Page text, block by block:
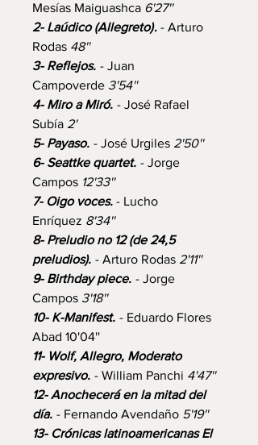
Mesías Maiguashca 6'27''
2- Laúdico (Allegreto). - Arturo
Rodas 48''
3- Reflejos. - Juan
Campoverde 3'54''
4- Miro a Miró. - José Rafael
Subía 2'
5- Payaso. - José Urgiles 2'50''
6- Seattke quartet. - Jorge
Campos 12'33''
7- Oigo voces. - Lucho
Enríquez 8'34''
8- Preludio no 12 (de 24,5
preludios). - Arturo Rodas 2'11''
9- Birthday piece. - Jorge
Campos 3'18''
10- K-Manifest. - Eduardo Flores
Abad 10'04''
11- Wolf, Allegro, Moderato
expresivo. - William Panchi 4'47''
12- Anochecerá en la mitad del
día. - Fernando Avendaño 5'19''
13- Crónicas latinoamericanas El